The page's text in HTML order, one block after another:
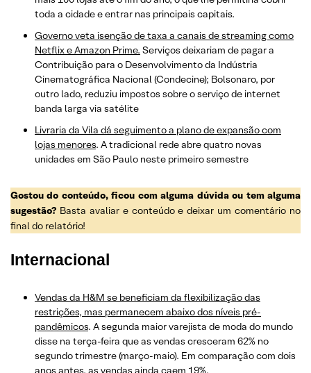
toda a cidade e entrar nas principais capitais.
Governo veta isenção de taxa a canais de streaming como
Netflix e Amazon Prime. Serviços deixariam de pagar a
Contribuição para o Desenvolvimento da Indústria
Cinematográfica Nacional (Condecine); Bolsonaro, por
outro lado, reduziu impostos sobre o serviço de internet
banda larga via satélite
Livraria da Vila dá seguimento a plano de expansão com
lojas menores. A tradicional rede abre quatro novas
unidades em São Paulo neste primeiro semestre
Gostou do conteúdo, ficou com alguma dúvida ou tem alguma
sugestão? Basta avaliar e conteúdo e deixar um comentário no
final do relatório!
Internacional
Vendas da H&M se beneficiam da flexibilização das
restrições, mas permanecem abaixo dos níveis pré-
pandêmicos. A segunda maior varejista de moda do mundo
disse na terça-feira que as vendas cresceram 62% no
segundo trimestre (março-maio). Em comparação com dois
anos antes, as vendas ainda caem 19%.